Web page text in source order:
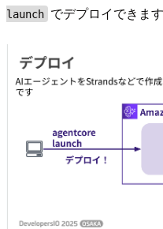
launch でデプロイできま